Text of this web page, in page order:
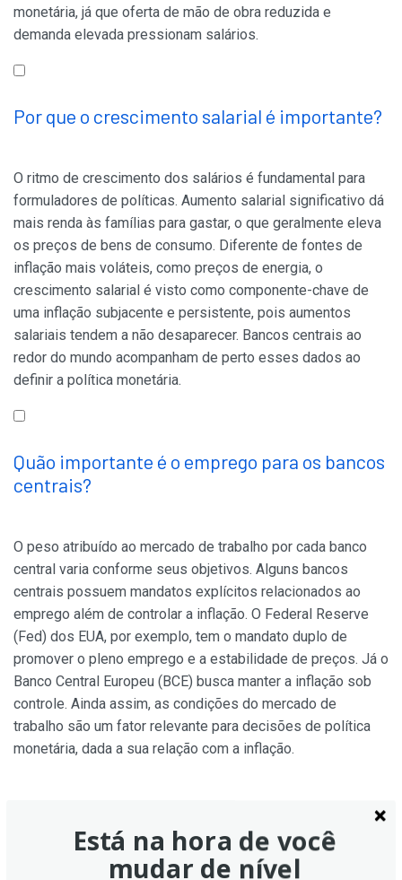
monetária, já que oferta de mão de obra reduzida e
demanda elevada pressionam salários.
Por que o crescimento salarial é importante?
O ritmo de crescimento dos salários é fundamental para
formuladores de políticas. Aumento salarial significativo dá
mais renda às famílias para gastar, o que geralmente eleva
os preços de bens de consumo. Diferente de fontes de
inflação mais voláteis, como preços de energia, o
crescimento salarial é visto como componente-chave de
uma inflação subjacente e persistente, pois aumentos
salariais tendem a não desaparecer. Bancos centrais ao
redor do mundo acompanham de perto esses dados ao
definir a política monetária.
Quão importante é o emprego para os bancos
centrais?
O peso atribuído ao mercado de trabalho por cada banco
central varia conforme seus objetivos. Alguns bancos
centrais possuem mandatos explícitos relacionados ao
emprego além de controlar a inflação. O Federal Reserve
(Fed) dos EUA, por exemplo, tem o mandato duplo de
promover o pleno emprego e a estabilidade de preços. Já o
Banco Central Europeu (BCE) busca manter a inflação sob
controle. Ainda assim, as condições do mercado de
trabalho são um fator relevante para decisões de política
monetária, dada a sua relação com a inflação.
Está na hora de você
mudar de nível